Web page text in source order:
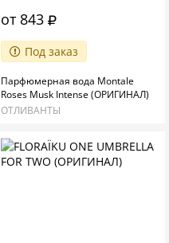
от 843
Под заказ
Парфюмерная вода Montale
Roses Musk Intense (ОРИГИНАЛ)
ОТЛИВАНТЫ